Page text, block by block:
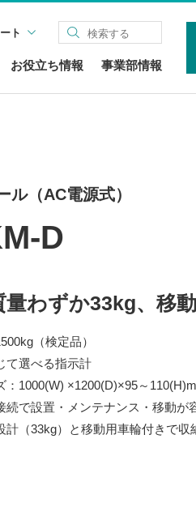
ト
お役立ち情報 事業部情報
ル（AC電源式）
D
量わずか33kg、移
（検定品）
て選べる指示計
：1000(W) ×1200(D)×95～
続で設置・メンテナンス・移動が
計（33kg）と移動用車輪付きで収